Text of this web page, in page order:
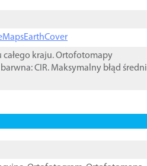
kraju. Ortofotomapy
CIR. Maksymalny błąd średni